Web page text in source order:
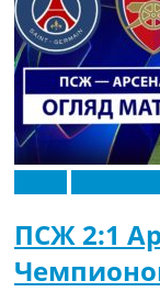
ПСЖ 2:1